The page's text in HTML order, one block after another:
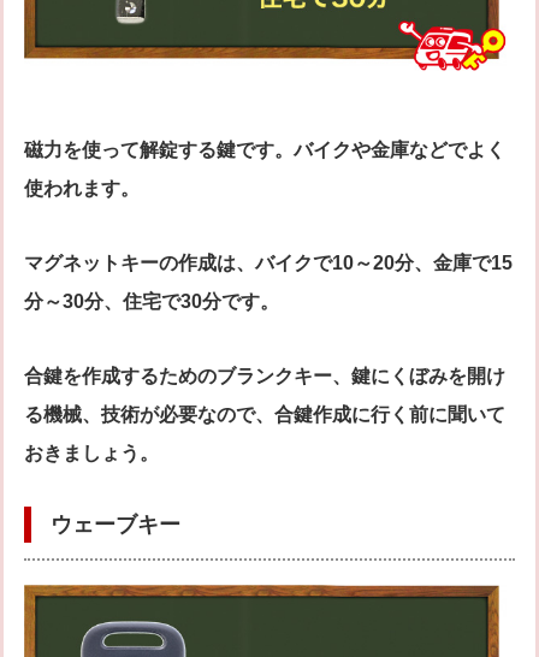
磁力を使って解錠する鍵です。バイクや金庫などでよく
使われます。
マグネットキーの作成は、バイクで10～20分、金庫で15
分～30分、住宅で30分です。
合鍵を作成するためのブランクキー、鍵にくぼみを開け
る機械、技術が必要なので、合鍵作成に行く前に聞いて
おきましょう。
ウェーブキー